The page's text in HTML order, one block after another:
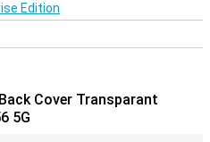
Edition
Cover Transparant
5G